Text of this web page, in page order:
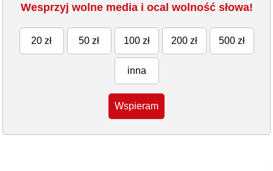
Wesprzyj wolne media i ocal wolność słowa!
20 zł 50 zł 100 zł 200 zł 500 zł
inna
Wspieram